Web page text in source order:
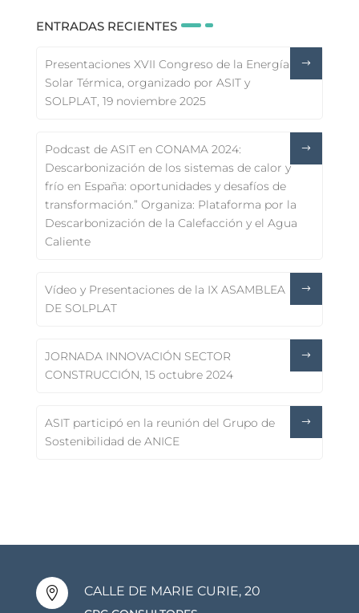
ENTRADAS RECIENTES
Presentaciones XVII Congreso de la Energía
Solar Térmica, organizado por ASIT y
SOLPLAT, 19 noviembre 2025
Podcast de ASIT en CONAMA 2024:
Descarbonización de los sistemas de calor y
frío en España: oportunidades y desafíos de
transformación.” Organiza: Plataforma por la
Descarbonización de la Calefacción y el Agua
Caliente
Vídeo y Presentaciones de la IX ASAMBLEA
DE SOLPLAT
JORNADA INNOVACIÓN SECTOR
CONSTRUCCIÓN, 15 octubre 2024
ASIT participó en la reunión del Grupo de
Sostenibilidad de ANICE
 CALLE DE MARIE CURIE, 20